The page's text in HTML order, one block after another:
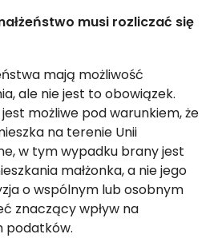
musi rozliczać się
mają możliwość
ale nie jest to obowiązek.
możliwe pod warunkiem, że
na terenie Unii
w tym wypadku brany jest
małżonka, a nie jego
o wspólnym lub osobnym
znaczący wpływ na
podatków.